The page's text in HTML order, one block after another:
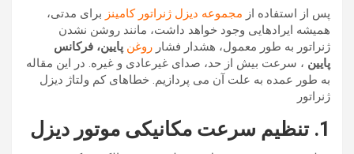
پس از استفاده از مجموعه دیزل ژنراتور کامینز برای مدتی،
همیشه ایرادهایی وجود خواهد داشت، مانند روشن نشدن
ژنراتور به طور معمول، هشدار فشار روغن پایین، فرکانس
پایین ، سرعت بیش از حد، صدای غیرعادی و غیره. در این مقاله
به طور عمده به علت آن می پردازیم. خطاهای کم ولتاژ دیزل
ژنراتور
1. تنظیم سرعت مکانیکی موتور دیزل